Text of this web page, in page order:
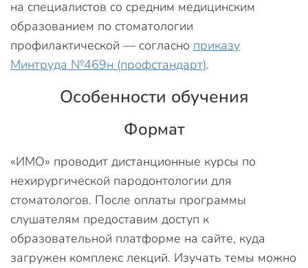
на специалистов со средним медицинским
образованием по стоматологии
профилактической — согласно приказу
Минтруда №469н (профстандарт).
Особенности обучения
Формат
«ИМО» проводит дистанционные курсы по
нехирургической пародонтологии для
стоматологов. После оплаты программы
слушателям предоставим доступ к
образовательной платформе на сайте, куда
загружен комплекс лекций. Изучать темы можно